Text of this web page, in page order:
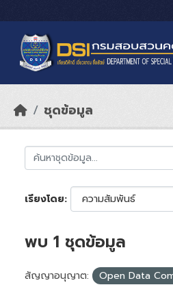
ชุดข้อมูล
เรียงโดย
พบ 1 ชุดข้อมูล
สัญญาอนุญาต: Open Data